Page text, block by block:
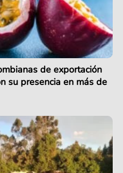
de exportación
su presencia en más de